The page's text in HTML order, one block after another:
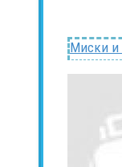
Миски и